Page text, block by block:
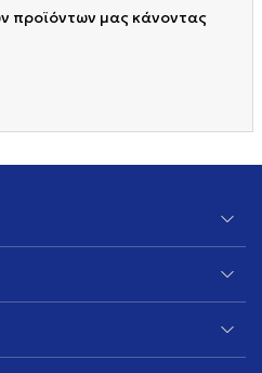
προϊόντων μας κάνοντας